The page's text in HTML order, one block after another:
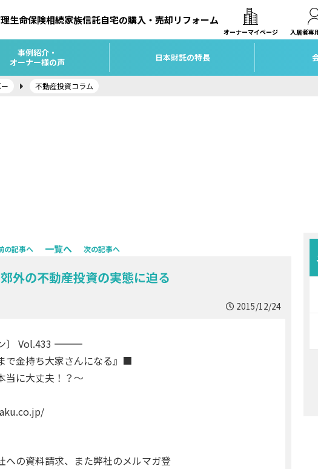
生命保険相続家族信託自宅の購入・売却リフォーム
オーナーマイページ 入居者専
事例紹介・
オーナー様の声
日本財託の特長
不動産投資コラム
の記事へ 一覧へ 次の記事へ
外の不動産投資の実態に迫る
2015/12/24
―――――――――
持ち大家さんになる』■
大丈夫！？～
の資料請求、また弊社のメルマガ登